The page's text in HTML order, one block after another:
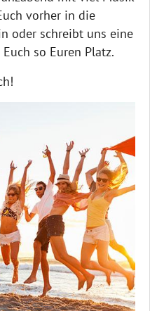
vorher in die
oder schreibt uns eine
so Euren Platz.